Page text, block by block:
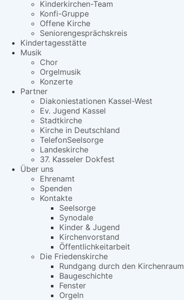
Kinderkirchen-Team
Konfi-Gruppe
Offene Kirche
Seniorengesprächskreis
Kindertagesstätte
Musik
Chor
Orgelmusik
Konzerte
Partner
Diakoniestationen Kassel-West
Ev. Jugend Kassel
Stadtkirche
Kirche in Deutschland
TelefonSeelsorge
Landeskirche
37. Kasseler Dokfest
Über uns
Ehrenamt
Spenden
Kontakte
Seelsorge
Synodale
Kinder & Jugend
Kirchenvorstand
Öffentlichkeitarbeit
Die Friedenskirche
Rundgang durch den Kirchenraum
Baugeschichte
Fenster
Orgeln